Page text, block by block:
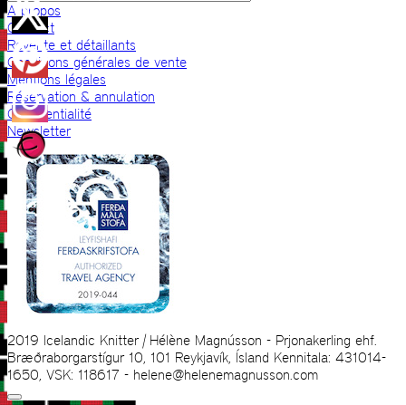
A propos
Contact
Revente et détaillants
Conditions générales de vente
Mentions légales
Réservation & annulation
Confidentialité
Newsletter
2019 Icelandic Knitter | Hélène Magnússon - Prjonakerling ehf.
Bræðraborgarstígur 10, 101 Reykjavík, Ísland Kennitala: 431014-
1650, VSK: 118617 - helene@helenemagnusson.com